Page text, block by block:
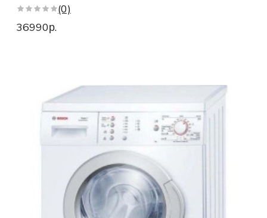
(0)
36990р.